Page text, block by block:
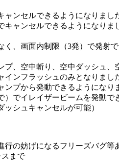
ャンセルできるようになりまし
キャンセルできるようになりま
く、画面内制限（3発）で発射
プ、空中斬り、空中ダッシュ
インフラッシュのみとなりまし
ンプから発動できるようになり
）でイレイザービームを発動で
ッシュキャンセルが可能）
行の妨げになるフリーズバグ等
まで